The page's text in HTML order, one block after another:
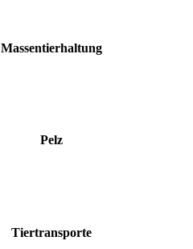
Massentierhaltung
Pelz
Tiertransporte